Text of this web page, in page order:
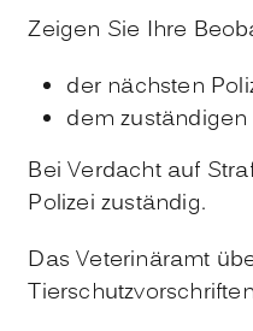
Zeigen Sie Ihre
der nächsten
dem
Bei Verdacht auf
Polizei zuständig.
Das Veterinäramt